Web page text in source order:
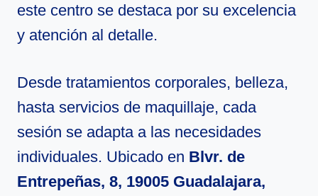
este centro se destaca por su excelencia
y atención al detalle.
Desde tratamientos corporales, belleza,
hasta servicios de maquillaje, cada
sesión se adapta a las necesidades
individuales. Ubicado en Blvr. de
Entrepeñas, 8, 19005 Guadalajara,